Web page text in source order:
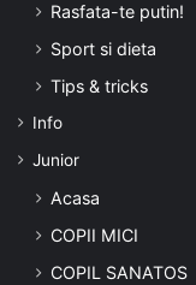
Rasfata-te putin!
Sport si dieta
Tips & tricks
Info
Junior
Acasa
COPII MICI
COPIL SANATOS